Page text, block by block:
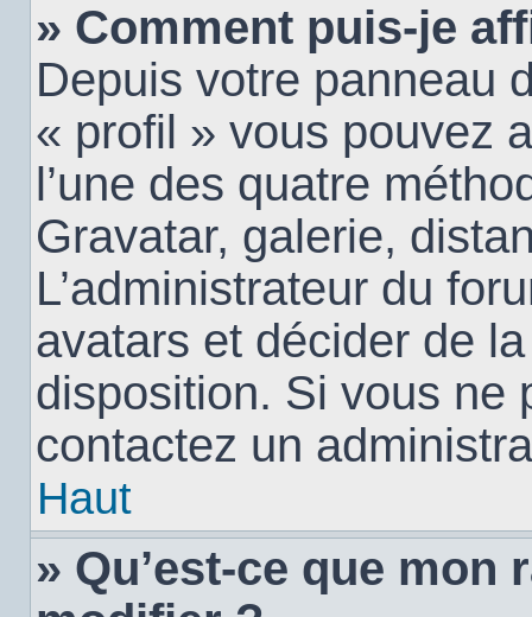
» Comment puis-je
Depuis votre panneau
« profil » vous pouvez
l’une des quatre
Gravatar, galerie,
L’administrateur du
avatars et décider de
disposition. Si vous ne
contactez un
Haut
» Qu’est-ce que mon